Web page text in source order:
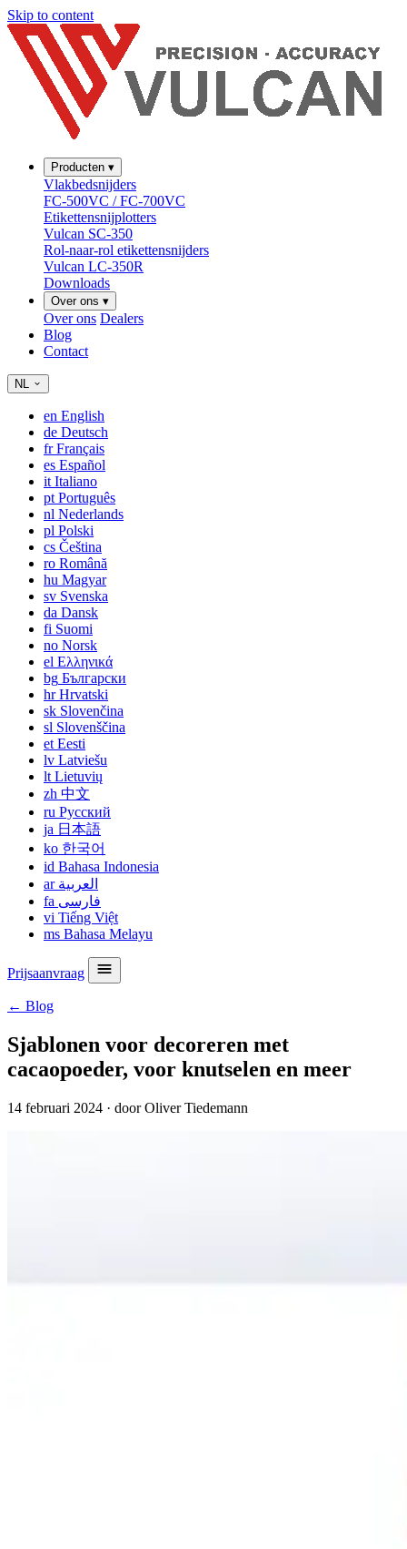
Skip to content
Producten ▾
Vlakbedsnijders
FC-500VC / FC-700VC
Etikettensnijplotters
Vulcan SC-350
Rol-naar-rol etikettensnijders
Vulcan LC-350R
Downloads
Over ons ▾
Over ons Dealers
Blog
Contact
NL
en English
de Deutsch
frFrançais
es Español
it Italiano
pt Português
nl Nederlands
pl Polski
cs Čeština
ro Română
hu Magyar
sv Svenska
da Dansk
fi Suomi
no Norsk
el Ελληνικά
bg Български
hrHrvatski
sk Slovenčina
sl Slovenščina
et Eesti
lv Latviešu
lt Lietuvių
zh 中文
ru Русский
ja 日本語
ko 한국어
id Bahasa Indonesia
ar العربية
fa فارسی
vi Tiếng Việt
ms Bahasa Melayu
Prijsaanvraag
← Blog
Sjablonen voor decoreren met
cacaopoeder, voor knutselen en meer
14 februari 2024 · door Oliver Tiedemann